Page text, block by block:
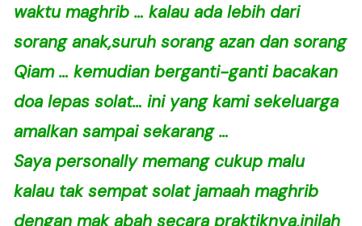
waktu maghrib … kalau ada lebih dari
sorang anak,suruh sorang azan dan sorang
Qiam … kemudian berganti-ganti bacakan
doa lepas solat… ini yang kami sekeluarga
amalkan sampai sekarang …
Saya personally memang cukup malu
kalau tak sempat solat jamaah maghrib
dengan mak abah secara praktiknya,inilah